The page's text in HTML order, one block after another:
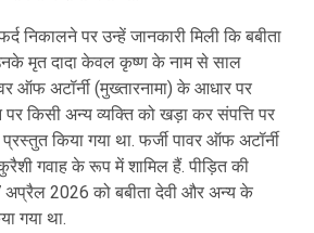
निकालने पर उन्हें जानकारी मिली कि बबीता
मृत दादा केवल कृष्ण के नाम से साल
ऑफ अटॉर्नी (मुख्तारनामा) के आधार पर
किसी अन्य व्यक्ति को खड़ा कर संपत्ति पर
किया गया था. फर्जी पावर ऑफ अटॉर्नी
गवाह के रूप में शामिल हैं. पीड़ित की
अप्रैल 2026 को बबीता देवी और अन्य के
गया था.